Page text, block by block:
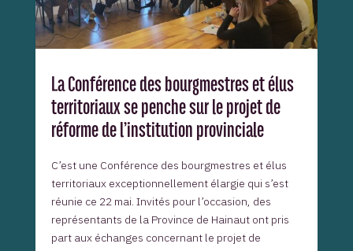
La Conférence des bourgmestres et élus
territoriaux se penche sur le projet de
réforme de l’institution provinciale
C’est une Conférence des bourgmestres et élus
territoriaux exceptionnellement élargie qui s’est
réunie ce 22 mai. Invités pour l’occasion, des
représentants de la Province de Hainaut ont pris
part aux échanges concernant le projet de